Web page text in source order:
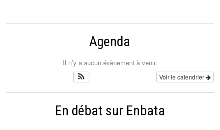
Agenda
Il n’y a aucun évènement à venir.
Voir le calendrier
En débat sur Enbata